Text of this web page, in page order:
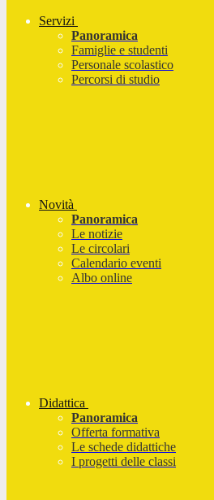
Servizi
Panoramica
Famiglie e studenti
Personale scolastico
Percorsi di studio
Novità
Panoramica
Le notizie
Le circolari
Calendario eventi
Albo online
Didattica
Panoramica
Offerta formativa
Le schede didattiche
I progetti delle classi